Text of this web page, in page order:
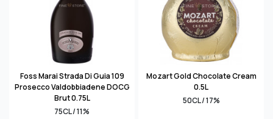
Foss Marai Strada Di Guia 109
Prosecco Valdobbiadene DOCG
Brut 0.75L
75CL / 11%
Mozart Gold Chocolate Cream
0.5L
50CL / 17%